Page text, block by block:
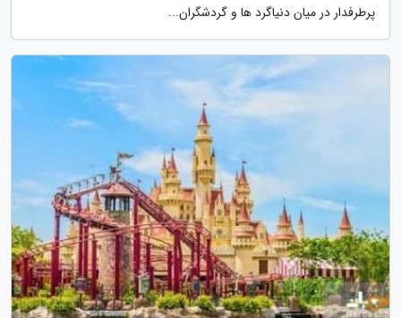
پرطرفدار در میان دنیاگرد ها و گردشگران...